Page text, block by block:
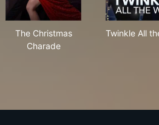
The Christmas
Charade
Twinkle All